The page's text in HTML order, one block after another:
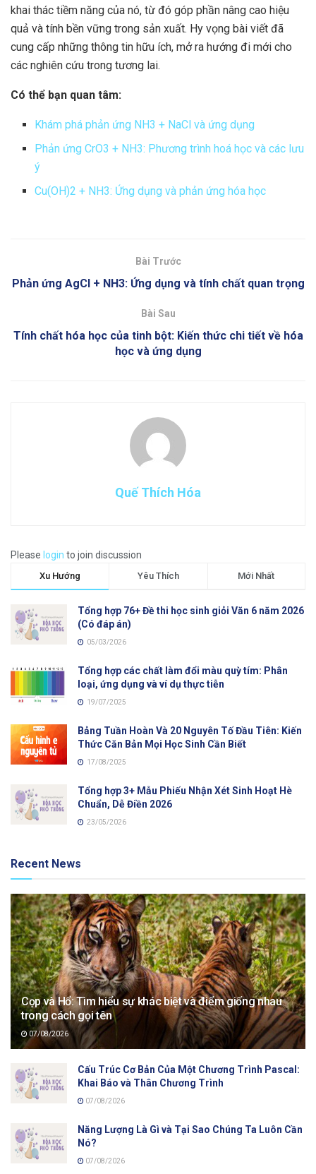
khai thác tiềm năng của nó, từ đó góp phần nâng cao hiệu
quả và tính bền vững trong sản xuất. Hy vọng bài viết đã
cung cấp những thông tin hữu ích, mở ra hướng đi mới cho
các nghiên cứu trong tương lai.
Có thể bạn quan tâm:
Khám phá phản ứng NH3 + NaCl và ứng dụng
Phản ứng CrO3 + NH3: Phương trình hoá học và các lưu
ý
Cu(OH)2 + NH3: Ứng dụng và phản ứng hóa học
Bài Trước
Phản ứng AgCl + NH3: Ứng dụng và tính chất quan trọng
Bài Sau
Tính chất hóa học của tinh bột: Kiến thức chi tiết về hóa
học và ứng dụng
Quế Thích Hóa
Please login to join discussion
Xu Hướng Yêu Thích Mới Nhất
Tổng hợp 76+ Đề thi học sinh giỏi Văn 6 năm 2026
(Có đáp án)
05/03/2026
Tổng hợp các chất làm đổi màu quỳ tím: Phân
loại, ứng dụng và ví dụ thực tiễn
19/07/2025
Bảng Tuần Hoàn Và 20 Nguyên Tố Đầu Tiên: Kiến
Thức Căn Bản Mọi Học Sinh Cần Biết
17/08/2025
Tổng hợp 3+ Mẫu Phiếu Nhận Xét Sinh Hoạt Hè
Chuẩn, Dễ Điền 2026
23/05/2026
Recent News
Cọp và Hổ: Tìm hiểu sự khác biệt và điểm giống nhau
trong cách gọi tên
07/08/2026
Cấu Trúc Cơ Bản Của Một Chương Trình Pascal:
Khai Báo và Thân Chương Trình
07/08/2026
Năng Lượng Là Gì và Tại Sao Chúng Ta Luôn Cần
Nó?
07/08/2026